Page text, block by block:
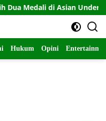
di Asian Underwater
Hukum Opini